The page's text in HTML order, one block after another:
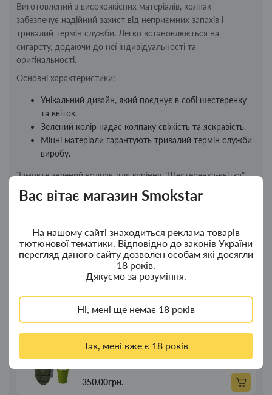
Вас вітає магазин Smokstar
На нашому сайті знаходиться реклама товарів
тютюнової тематики. Відповідно до законів України
перегляд даного сайту дозволен особам які досягли
18 років.
Дякуємо за розуміння.
Ні, мені ще немає 18 років
Так, мені вже є 18 років
Виготовлений з високоякісних матеріалів, колпак
забезпечує надійний захист від неприємних запахів і
тривалий термін служби. Легко встановлюється на
сигарету, додаючи до неї індивідуальності та
оригінальності.
Основні характеристики:
Унікальний дизайн, який поєднує в собі шестеренку
та квіток.
Зелений колір надає колпаку свіжість та яскравість.
Міцні матеріали гарантують тривалий термін служби
виробу.
Замовте зелений колпак для куріння "Шестеренка-квітка"
на сайті Smokstar і насолоджуйтесь стильним і захищеним
курінням.
Новинки Топ продажу
Ковпак для водного "Граната Ф1" - ковпак
380.00грн.
Ковпак для водного "Граната Ф1" - ковпак
композит
350.00грн.